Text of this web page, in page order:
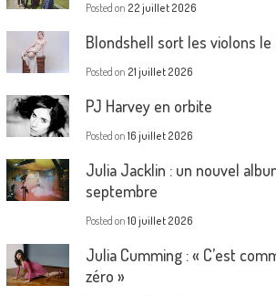
Posted on 22 juillet 2026
Blondshell sort les violons
Posted on 21 juillet 2026
PJ Harvey en orbite
Posted on 16 juillet 2026
Julia Jacklin : un nouvel
septembre
Posted on 10 juillet 2026
Julia Cumming : « C’est
zéro »